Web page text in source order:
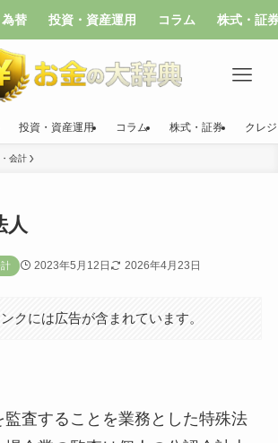
替 投資・資産運用 コラム 株式・証
投資・資産運用 コラム 株式・証券 クレ
会計
人
2023年5月12日 2026年4月23日
クには広告が含まれています。
査することを業務とした特殊法